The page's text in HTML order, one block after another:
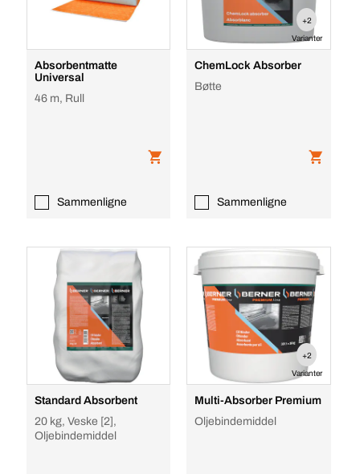
Absorbentmatte
Universal
46 m, Rull
Sammenligne
+2
Varianter
ChemLock Absorber
Bøtte
Sammenligne
Standard Absorbent
20 kg, Veske [2],
Oljebindemiddel
+2
Varianter
Multi-Absorber Premium
Oljebindemiddel